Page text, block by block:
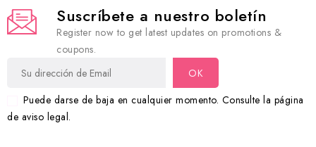
Suscríbete a nuestro boletín
Register now to get latest updates on promotions &
coupons.
Puede darse de baja en cualquier momento. Consulte la página
de aviso legal.